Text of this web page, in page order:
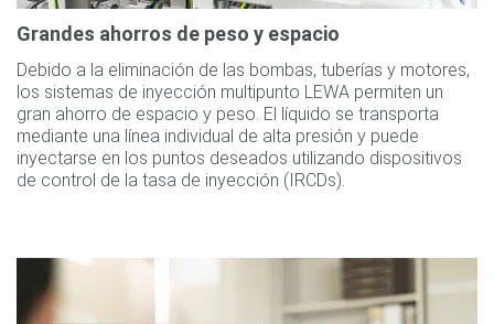
Grandes ahorros de peso y espacio
Debido a la eliminación de las bombas, tuberías y motores,
los sistemas de inyección multipunto LEWA permiten un
gran ahorro de espacio y peso. El líquido se transporta
mediante una línea individual de alta presión y puede
inyectarse en los puntos deseados utilizando dispositivos
de control de la tasa de inyección (IRCDs).